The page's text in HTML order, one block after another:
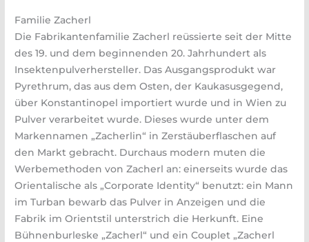
Familie Zacherl
Die Fabrikantenfamilie Zacherl reüssierte seit der Mitte
des 19. und dem beginnenden 20. Jahrhundert als
Insektenpulverhersteller. Das Ausgangsprodukt war
Pyrethrum, das aus dem Osten, der Kaukasusgegend,
über Konstantinopel importiert wurde und in Wien zu
Pulver verarbeitet wurde. Dieses wurde unter dem
Markennamen „Zacherlin“ in Zerstäuberflaschen auf
den Markt gebracht. Durchaus modern muten die
Werbemethoden von Zacherl an: einerseits wurde das
Orientalische als „Corporate Identity“ benutzt: ein Mann
im Turban bewarb das Pulver in Anzeigen und die
Fabrik im Orientstil unterstrich die Herkunft. Eine
Bühnenburleske „Zacherl“ und ein Couplet „Zacherl